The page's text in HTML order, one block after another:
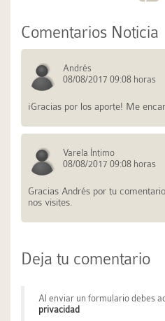
Comentarios Noticia
Andrés
08/08/2017 09:08 horas
¡Gracias por los aporte! Me
Varela Íntimo
08/08/2017 09:08 horas
Gracias Andrés por tu
nos visites.
Deja tu comentario
Al enviar un formulario debes
privacidad